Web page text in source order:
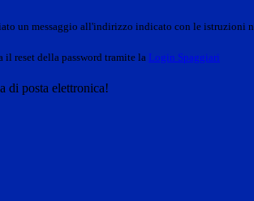
un messaggio all'indirizzo indicato con le istruzioni
il reset della password tramite la Login Spaggiari
di posta elettronica!